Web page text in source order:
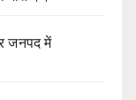
जनपद में